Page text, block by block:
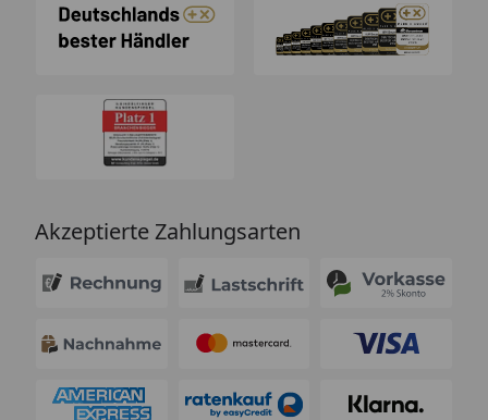
Akzeptierte Zahlungsarten